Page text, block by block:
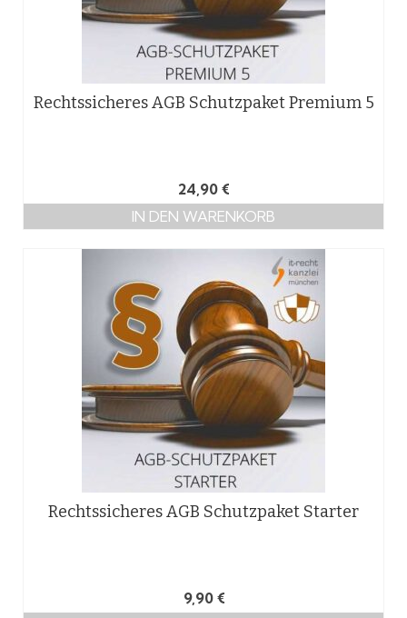
Rechtssicheres AGB Schutzpaket Premium 5
24,90 €
IN DEN WARENKORB
Rechtssicheres AGB Schutzpaket Starter
9,90 €